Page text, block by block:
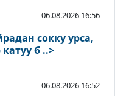
06.08.2026 16:56
сокку урса,
б ..>
06.08.2026 16:52